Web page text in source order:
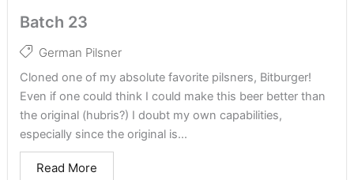
Batch 23
German Pilsner
Cloned one of my absolute favorite pilsners, Bitburger!
Even if one could think I could make this beer better than
the original (hubris?) I doubt my own capabilities,
especially since the original is...
Read More